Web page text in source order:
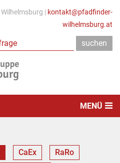
| kontakt@pfadfinder-
wilhelmsburg.at
MENÜ
CaEx
RaRo